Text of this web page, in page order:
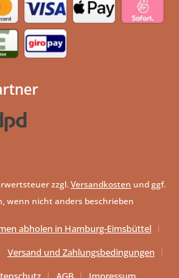
zzgl.Versandkosten und ggf.
wenn nicht anders beschrieben
abholen in Hamburg-Eimsbüttel
Versand und Zahlungsbedingungen